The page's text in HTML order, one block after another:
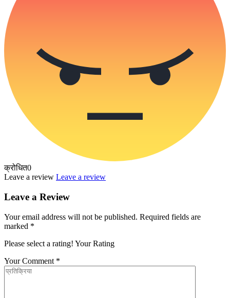
क्रोधित0
Leave a review Leave a review
Leave a Review
Your email address will not be published. Required fields are
marked *
Please select a rating! Your Rating
Your Comment *